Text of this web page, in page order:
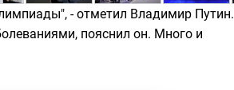
- отметил Владимир Путин.
пояснил он. Много и